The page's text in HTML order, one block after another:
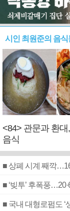
시인 최원준의 음식
<84> 관문과 환
음식
■ 상폐 시계 째깍
■ ‘빚투’ 후폭풍
■ 국내 대형로펌도 ‘